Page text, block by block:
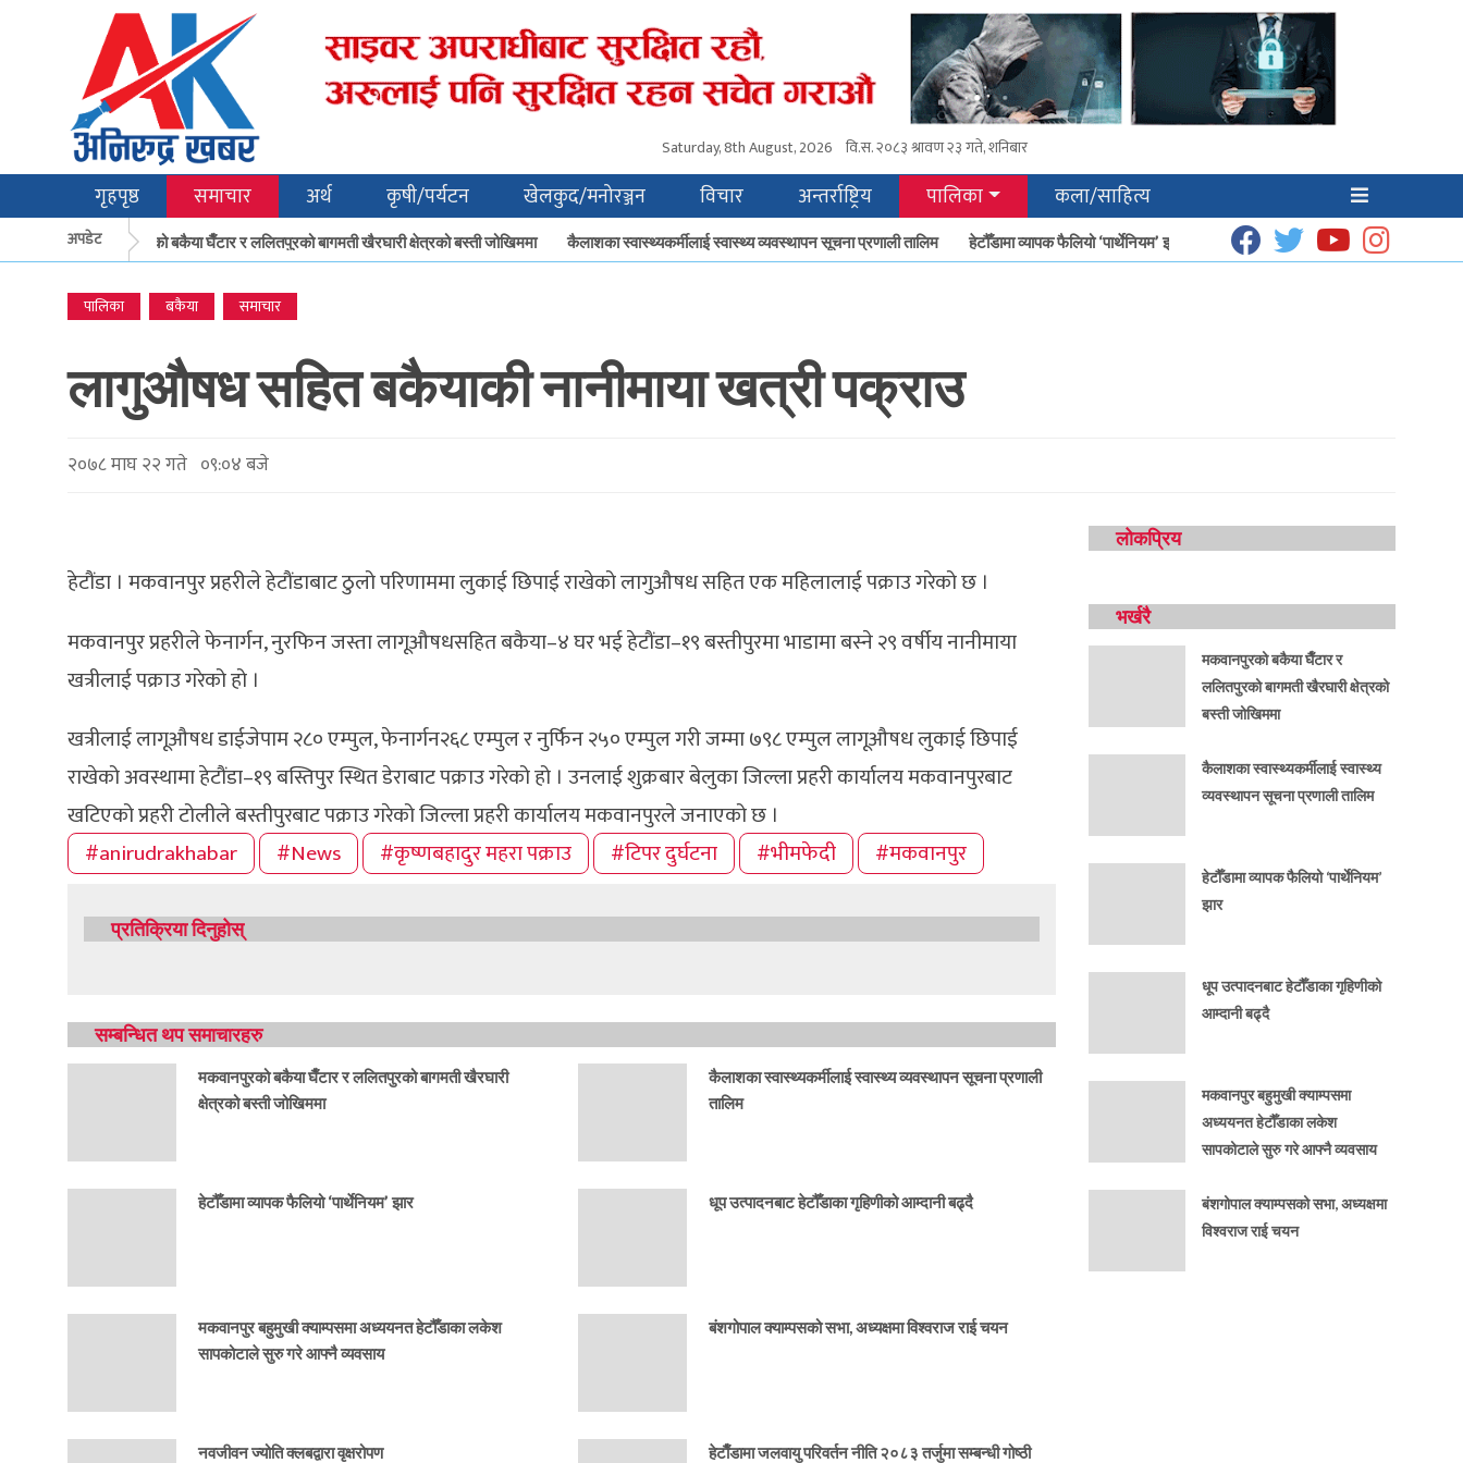
Saturday, 8th August, 2026 वि.स.२०८३ श्रावण २३ गते, शनिबार
गृहपृष्ठ समाचार अर्थ कृषी/पर्यटन खेलकुद/मनोरञ्जन विचार अन्तर्राष्ट्रिय पालिका कला/साहित्य
अपडेटमकवानपुरको बकैया घैँटार र ललितपुरको बागमती खैरघारी क्षेत्रको बस्ती जोखिममा कैलाशका स्वास्थ्यकर्मीलाई स्वास्थ्य व्यवस्थापन सूचना प्रणाली तालिम हेटौँडामा व्यापक फैलियो ‘पार्थेनियम’ झार धूप उत्पादनबाट हेटौँडाका गृहिणीको आम्दानी
पालिका बकैया समाचार
लागुऔषध सहित बकैयाकी नानीमाया खत्री पक्राउ
२०७८ माघ २२ गते ०९:०४ बजे
हेटौंडा । मकवानपुर प्रहरीले हेटौंडाबाट ठुलो परिणाममा लुकाई छिपाई राखेको लागुऔषध सहित एक महिलालाई पक्राउ गरेको छ ।
मकवानपुर प्रहरीले फेनार्गन, नुरफिन जस्ता लागूऔषधसहित बकैया–४ घर भई हेटौंडा–१९ बस्तीपुरमा भाडामा बस्ने २९ वर्षीय नानीमाया
खत्रीलाई पक्राउ गरेको हो ।
खत्रीलाई लागूऔषध डाईजेपाम २८० एम्पुल, फेनार्गन२६८ एम्पुल र नुर्फिन २५० एम्पुल गरी जम्मा ७९८ एम्पुल लागूऔषध लुकाई छिपाई
राखेको अवस्थामा हेटौंडा–१९ बस्तिपुर स्थित डेराबाट पक्राउ गरेको हो । उनलाई शुक्रबार बेलुका जिल्ला प्रहरी कार्यालय मकवानपुरबाट
खटिएको प्रहरी टोलीले बस्तीपुरबाट पक्राउ गरेको जिल्ला प्रहरी कार्यालय मकवानपुरले जनाएको छ ।
#anirudrakhabar
#News #कृष्णबहादुर महरा पक्राउ #टिपर दुर्घटना #भीमफेदी #मकवानपुर
प्रतिक्रिया दिनुहोस्
सम्बन्धित थप समाचारहरु
मकवानपुरको बकैया घैँटार र ललितपुरको बागमती खैरघारी
क्षेत्रको बस्ती जोखिममा
कैलाशका स्वास्थ्यकर्मीलाई स्वास्थ्य व्यवस्थापन सूचना प्रणाली
तालिम
हेटौँडामा व्यापक फैलियो ‘पार्थेनियम’ झार धूप उत्पादनबाट हेटौँडाका गृहिणीको आम्दानी बढ्दै
मकवानपुर बहुमुखी क्याम्पसमा अध्ययनत हेटौँडाका लकेश
सापकोटाले सुरु गरे आफ्नै व्यवसाय
बंशगोपाल क्याम्पसको सभा, अध्यक्षमा विश्वराज राई चयन
नवजीवन ज्योति क्लबद्वारा वृक्षरोपण हेटाैँडामा जलवायु परिवर्तन नीति २०८३ तर्जुमा सम्बन्धी गोष्ठी
लोकप्रिय
भर्खरै
मकवानपुरको बकैया घैँटार र
ललितपुरको बागमती खैरघारी क्षेत्रको
बस्ती जोखिममा
कैलाशका स्वास्थ्यकर्मीलाई स्वास्थ्य
व्यवस्थापन सूचना प्रणाली तालिम
हेटौँडामा व्यापक फैलियो ‘पार्थेनियम’
झार
धूप उत्पादनबाट हेटौँडाका गृहिणीको
आम्दानी बढ्दै
मकवानपुर बहुमुखी क्याम्पसमा
अध्ययनत हेटौँडाका लकेश
सापकोटाले सुरु गरे आफ्नै व्यवसाय
बंशगोपाल क्याम्पसको सभा, अध्यक्षमा
विश्वराज राई चयन